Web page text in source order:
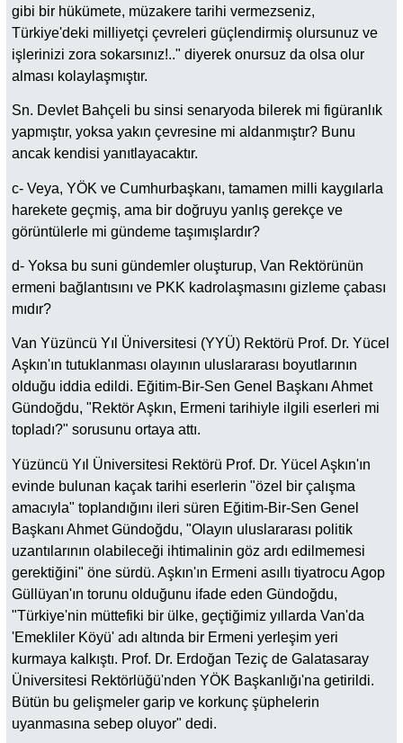
gibi bir hükümete, müzakere tarihi vermezseniz,
Türkiye'deki milliyetçi çevreleri güçlendirmiş olursunuz ve
işlerinizi zora sokarsınız!.." diyerek onursuz da olsa olur
alması kolaylaşmıştır.
Sn. Devlet Bahçeli bu sinsi senaryoda bilerek mi figüranlık
yapmıştır, yoksa yakın çevresine mi aldanmıştır? Bunu
ancak kendisi yanıtlayacaktır.
c- Veya, YÖK ve Cumhurbaşkanı, tamamen milli kaygılarla
harekete geçmiş, ama bir doğruyu yanlış gerekçe ve
görüntülerle mi gündeme taşımışlardır?
d- Yoksa bu suni gündemler oluşturup, Van Rektörünün
ermeni bağlantısını ve PKK kadrolaşmasını gizleme çabası
mıdır?
Van Yüzüncü Yıl Üniversitesi (YYÜ) Rektörü Prof. Dr. Yücel
Aşkın'ın tutuklanması olayının uluslararası boyutlarının
olduğu iddia edildi. Eğitim-Bir-Sen Genel Başkanı Ahmet
Gündoğdu, "Rektör Aşkın, Ermeni tarihiyle ilgili eserleri mi
topladı?" sorusunu ortaya attı.
Yüzüncü Yıl Üniversitesi Rektörü Prof. Dr. Yücel Aşkın'ın
evinde bulunan kaçak tarihi eserlerin "özel bir çalışma
amacıyla" toplandığını ileri süren Eğitim-Bir-Sen Genel
Başkanı Ahmet Gündoğdu, "Olayın uluslararası politik
uzantılarının olabileceği ihtimalinin göz ardı edilmemesi
gerektiğini" öne sürdü. Aşkın'ın Ermeni asıllı tiyatrocu Agop
Güllüyan'ın torunu olduğunu ifade eden Gündoğdu,
"Türkiye'nin müttefiki bir ülke, geçtiğimiz yıllarda Van'da
'Emekliler Köyü' adı altında bir Ermeni yerleşim yeri
kurmaya kalkıştı. Prof. Dr. Erdoğan Teziç de Galatasaray
Üniversitesi Rektörlüğü'nden YÖK Başkanlığı'na getirildi.
Bütün bu gelişmeler garip ve korkunç şüphelerin
uyanmasına sebep oluyor" dedi.